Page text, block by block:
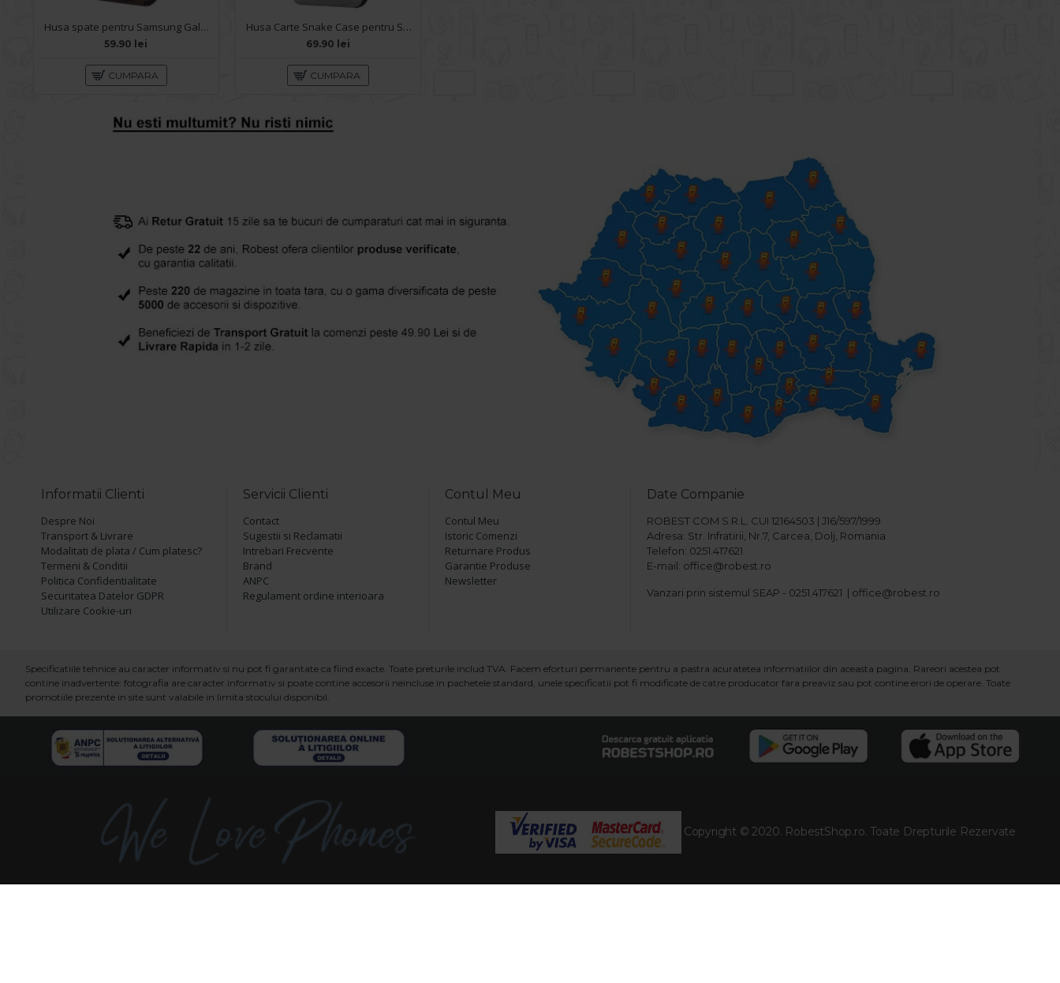
Husa spate pentru Samsung Galaxy A72 - Mantis Case Maro / Negru
59.90 lei
CUMPARA
Husa Carte Snake Case pentru Samsung Galaxy A72 - Gri
69.90 lei
CUMPARA
Informatii Clienti
Despre Noi
Transport & Livrare
Modalitati de plata / Cum platesc?
Termeni & Conditii
Politica Confidentialitate
Securitatea Datelor GDPR
Utilizare Cookie-uri
Servicii Clienti
Contact
Sugestii si Reclamatii
Intrebari Frecvente
Brand
ANPC
Regulament ordine interioara
Contul Meu
Contul Meu
Istoric Comenzi
Returnare Produs
Garantie Produse
Newsletter
Date Companie
ROBEST COM S.R.L. CUI 12164503 | J16/597/1999
Adresa: Str. Infratirii, Nr.7, Carcea, Dolj, Romania
Telefon: 0251.417621
E-mail: office@robest.ro
Vanzari prin sistemul SEAP - 0251.417621 | office@robest.ro
Specificatiile tehnice au caracter informativ si nu pot fi garantate ca fiind exacte. Toate preturile includ TVA. Facem eforturi permanente pentru a pastra acuratetea informatiilor din aceasta pagina. Rareori acestea pot
contine inadvertente: fotografia are caracter informativ si poate contine accesorii neincluse in pachetele standard, unele specificatii pot fi modificate de catre producator fara preaviz sau pot contine erori de operare. Toate
promotiile prezente in site sunt valabile in limita stocului disponibil.
Copyright © 2020. RobestShop.ro. Toate Drepturile Rezervate